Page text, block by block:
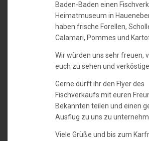
Baden-Baden einen
Heimatmuseum in
haben frische Forellen,
Calamari, Pommes und
Wir würden uns sehr freuen,
euch zu sehen und
Gerne dürft ihr den Flyer des
Fischverkaufs mit euren
Bekannten teilen und einen
Ausflug zu uns zu
Viele Grüße und bis zum